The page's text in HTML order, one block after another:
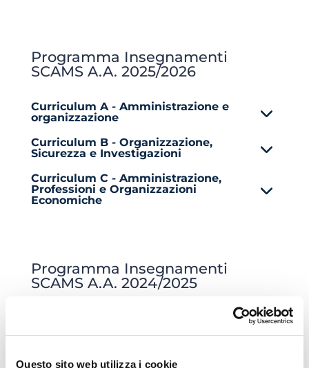
Questo sito web utilizza i cookie
Programma Insegnamenti
SCAMS A.A. 2025/2026
Curriculum A - Amministrazione e
organizzazione
Curriculum B - Organizzazione,
Sicurezza e Investigazioni
Curriculum C - Amministrazione,
Professioni e Organizzazioni
Economiche
Programma Insegnamenti
SCAMS A.A. 2024/2025
Sicurezza e Investigazioni